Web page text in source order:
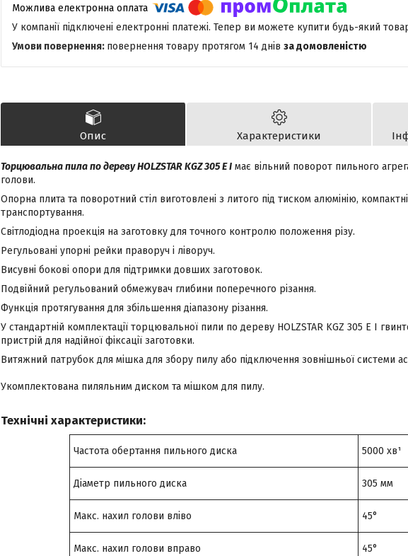
У компанії підключені електронні платежі. Тепер ви можете купити будь-який
повернення товару протягом 14 днів за домовленістю
Опис Характеристики
Торцювальна пила по дереву HOLZSTAR KGZ 305 E I має вільний поворот пильного
голови.
Опорна плита та поворотний стіл виготовлені з литого під тиском алюмінію,
транспортування.
Світлодіодна проекція на заготовку для точного контролю положення різу.
Регульовані упорні рейки праворуч і ліворуч.
Висувні бокові опори для підтримки довших заготовок.
Подвійний регульований обмежувач глибини поперечного різання.
Функція протягування для збільшення діапазону різання.
У стандартній комплектації торцювальної пили по дереву HOLZSTAR KGZ 305 E I
пристрій для надійної фіксації заготовки.
Витяжний патрубок для мішка для збору пилу або підключення зовнішньої системи
Укомплектована пиляльним диском та мішком для пилу.
Технічні характеристики:
Частота обертання пильного диска 5000 хв¹
Діаметр пильного диска 305 мм
Макс. нахил голови вліво 45°
Макс. нахил голови вправо 45°